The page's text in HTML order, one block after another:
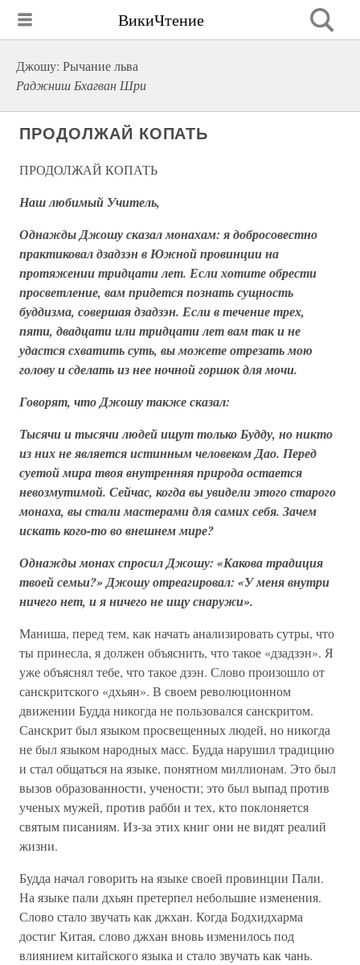
ВикиЧтение
Джошу: Рычание льва
Раджниш Бхагван Шри
ПРОДОЛЖАЙ КОПАТЬ
ПРОДОЛЖАЙ КОПАТЬ
Наш любимый Учитель,
Однажды Джошу сказал монахам: я добросовестно
практиковал дзадзэн в Южной провинции на
протяжении тридцати лет. Если хотите обрести
просветление, вам придется познать сущность
буддизма, совершая дзадзэн. Если в течение трех,
пяти, двадцати или тридцати лет вам так и не
удастся схватить суть, вы можете отрезать мою
голову и сделать из нее ночной горшок для мочи.
Говорят, что Джошу также сказал:
Тысячи и тысячи людей ищут только Будду, но никто
из них не является истинным человеком Дао. Перед
суетой мира твоя внутренняя природа остается
невозмутимой. Сейчас, когда вы увидели этого старого
монаха, вы стали мастерами для самих себя. Зачем
искать кого-то во внешнем мире?
Однажды монах спросил Джошу: «Какова традиция
твоей семьи?» Джошу отреагировал: «У меня внутри
ничего нет, и я ничего не ищу снаружи».
Маниша, перед тем, как начать анализировать сутры, что
ты принесла, я должен объяснить, что такое «дзадзэн». Я
уже объяснял тебе, что такое дзэн. Слово произошло от
санскритского «дхьян». В своем революционном
движении Будда никогда не пользовался санскритом.
Санскрит был языком просвещенных людей, но никогда
не был языком народных масс. Будда нарушил традицию
и стал общаться на языке, понятном миллионам. Это был
вызов образованности, учености; это был выпад против
ученых мужей, против рабби и тех, кто поклоняется
святым писаниям. Из-за этих книг они не видят реалий
жизни.
Будда начал говорить на языке своей провинции Пали.
На языке пали дхьян претерпел небольшие изменения.
Слово стало звучать как джхан. Когда Бодхидхарма
достиг Китая, слово джхан вновь изменилось под
влиянием китайского языка и стало звучать как чань.